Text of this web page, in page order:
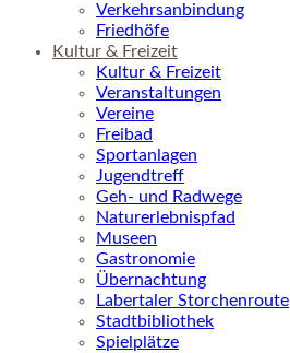
Verkehrsanbindung
Friedhöfe
Kultur & Freizeit
Kultur & Freizeit
Veranstaltungen
Vereine
Freibad
Sportanlagen
Jugendtreff
Geh- und Radwege
Naturerlebnispfad
Museen
Gastronomie
Übernachtung
Labertaler Storchenroute
Stadtbibliothek
Spielplätze